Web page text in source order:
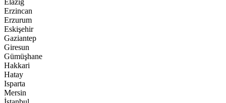
Elazığ
Erzincan
Erzurum
Eskişehir
Gaziantep
Giresun
Gümüşhane
Hakkari
Hatay
Isparta
Mersin